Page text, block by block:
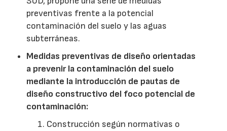
preventivas frente a la potencial
contaminación del suelo y las aguas
subterráneas.
Medidas preventivas de diseño orientadas
a prevenir la contaminación del suelo
mediante la introducción de pautas de
diseño constructivo del foco potencial de
contaminación:
Construcción según normativas o